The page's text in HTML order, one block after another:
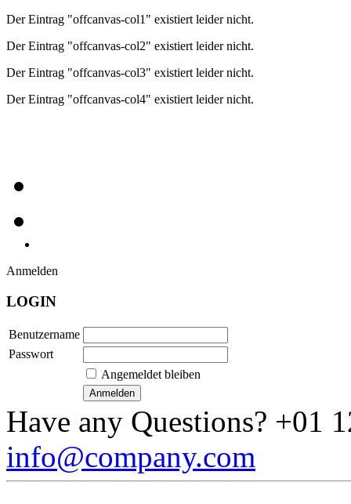
Der Eintrag "offcanvas-col1" existiert leider nicht.
Der Eintrag "offcanvas-col2" existiert leider nicht.
Der Eintrag "offcanvas-col3" existiert leider nicht.
Der Eintrag "offcanvas-col4" existiert leider nicht.
Anmelden
LOGIN
Benutzername
Passwort
Angemeldet bleiben
Have any Questions? +01
info@company.com